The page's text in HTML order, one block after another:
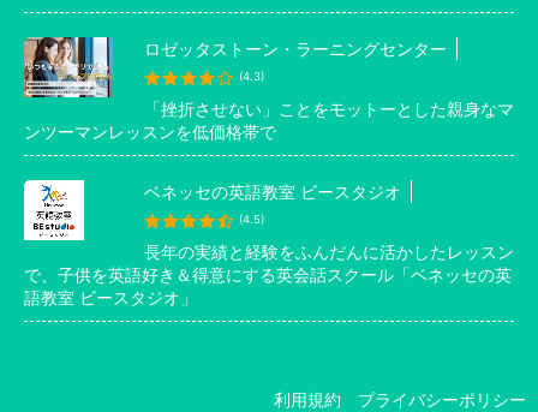
ロゼッタストーン・ラーニングセンター
(4.3)
「挫折させない」ことをモットーとした親身なマ
ンツーマンレッスンを低価格帯で
ベネッセの英語教室 ビースタジオ
(4.5)
長年の実績と経験をふんだんに活かしたレッスン
で、子供を英語好き＆得意にする英会話スクール「ベネッセの英
語教室 ビースタジオ」
利用規約 プライバシーポリシー